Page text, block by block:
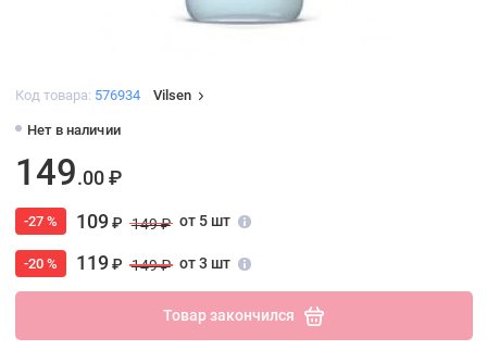
Код товара: 576934 Vilsen
Нет в наличии
149.00 ₽
-27 % 109₽ 149 ₽ от 5 шт
-20 % 119₽ 149 ₽ от 3 шт
Товар закончился